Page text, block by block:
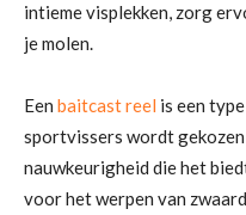
intieme visplekken, zorg
je molen.
Een baitcast reel is een
sportvissers wordt
nauwkeurigheid die het
voor het werpen van